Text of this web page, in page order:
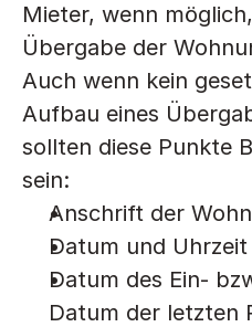
Mieter, wenn
Übergabe der
Auch wenn kein
Aufbau eines
sollten diese Punkte
sein:
Anschrift der
Datum und
Datum des Ein-
Datum der letzten